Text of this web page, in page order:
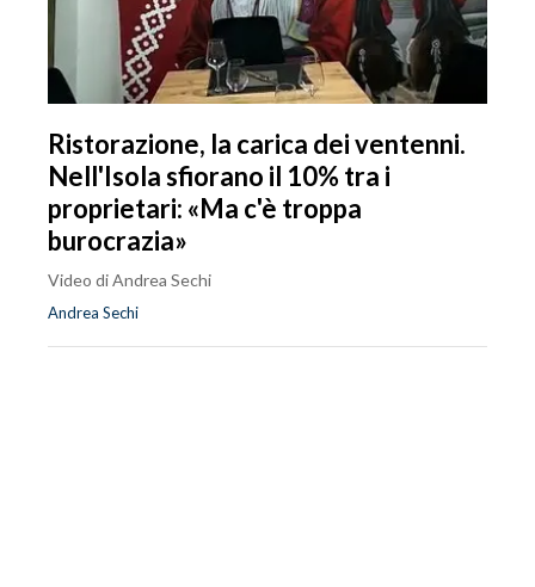
Ristorazione, la carica dei ventenni.
Nell'Isola sfiorano il 10% tra i
proprietari: «Ma c'è troppa
burocrazia»
Video di Andrea Sechi
Andrea Sechi